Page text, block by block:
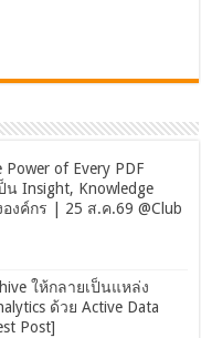
of Every PDF
น Insight, Knowledge
งค์กร | 25 ส.ค.69 @Club
ให้กลายเป็นแหล่ง
ด้วย Active Data
Post]